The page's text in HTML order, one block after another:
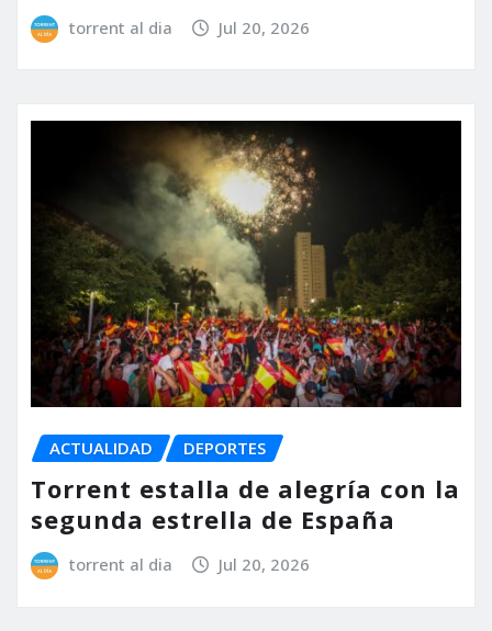
torrent al dia Jul 20, 2026
ACTUALIDAD DEPORTES
Torrent estalla de alegría con la
segunda estrella de España
torrent al dia Jul 20, 2026